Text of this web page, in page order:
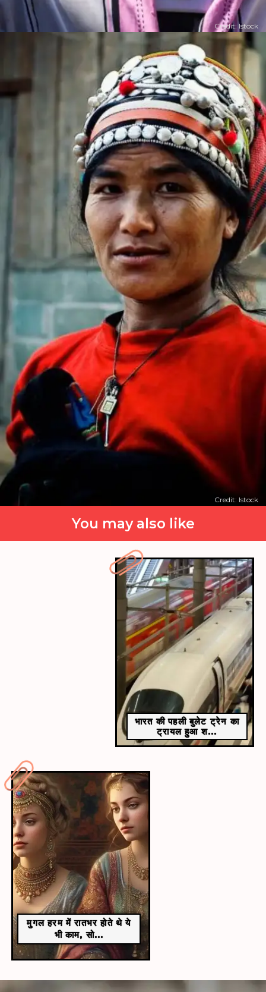
​​​खासी आदिवासी​​
जी हां आपने बिल्कुल सही पढ़ा... मेघालय में पायी जाने वाली खासी
आदिवासी समुदाय मातृसत्तात्मक प्रणाली को अपनाता है।
Credit: Istock
​​यह जनजाति समाज, पर्यावरण और स्त्री-सशक्तिकरण का
अद्वितीय उदाहरण है।​
Credit: Istock
You may also like
भारत की पहली बुलेट ट्रेन का
ट्रायल हुआ श...
मुगल हरम में रातभर होते थे ये
भी काम, सो...